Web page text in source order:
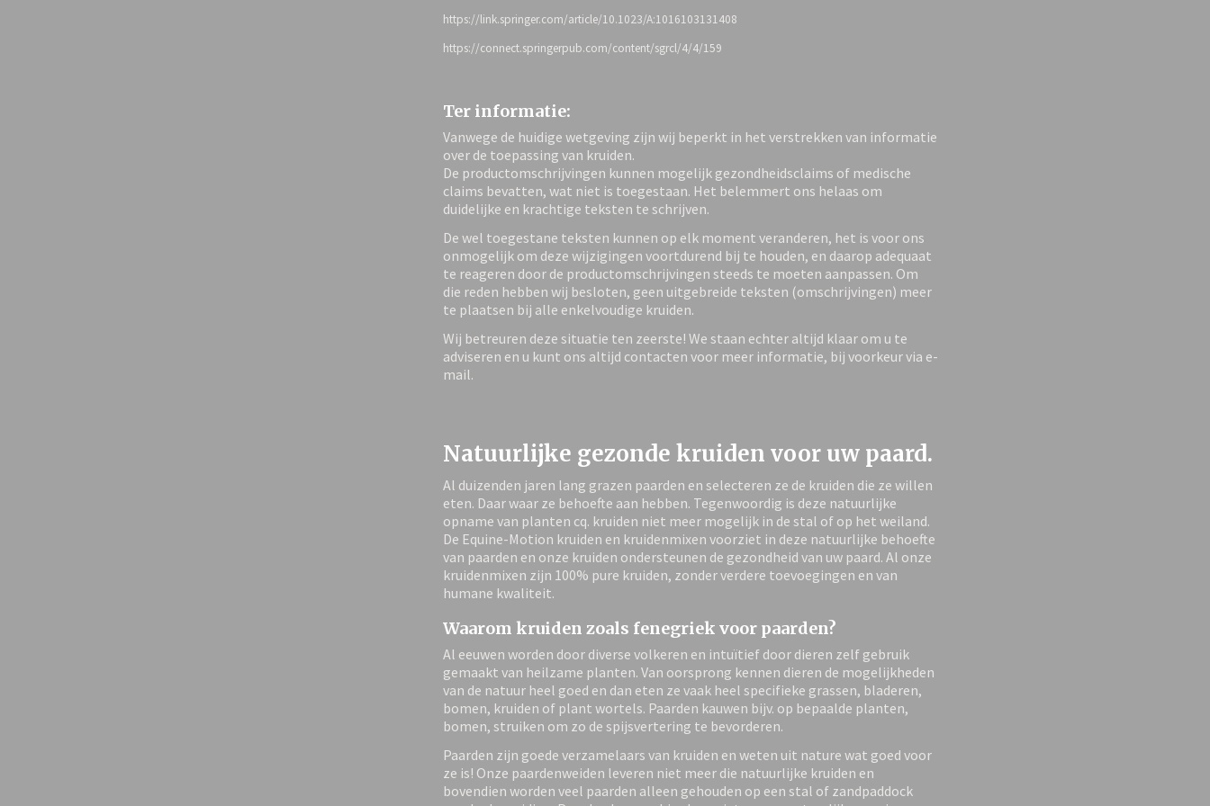
https://link.springer.com/article/10.1023/A:1016103131408
https://connect.springerpub.com/content/sgrcl/4/4/159
Ter informatie:
Vanwege de huidige wetgeving zijn wij beperkt in het verstrekken van informatie
over de toepassing van kruiden.
De productomschrijvingen kunnen mogelijk gezondheidsclaims of medische
claims bevatten, wat niet is toegestaan. Het belemmert ons helaas om
duidelijke en krachtige teksten te schrijven.
De wel toegestane teksten kunnen op elk moment veranderen, het is voor ons
onmogelijk om deze wijzigingen voortdurend bij te houden, en daarop adequaat
te reageren door de productomschrijvingen steeds te moeten aanpassen. Om
die reden hebben wij besloten, geen uitgebreide teksten (omschrijvingen) meer
te plaatsen bij alle enkelvoudige kruiden.
Wij betreuren deze situatie ten zeerste! We staan echter altijd klaar om u te
adviseren en u kunt ons altijd contacten voor meer informatie, bij voorkeur via e-
mail.
Natuurlijke gezonde kruiden voor uw paard.
Al duizenden jaren lang grazen paarden en selecteren ze de kruiden die ze willen
eten. Daar waar ze behoefte aan hebben. Tegenwoordig is deze natuurlijke
opname van planten cq. kruiden niet meer mogelijk in de stal of op het weiland.
De Equine-Motion kruiden en kruidenmixen voorziet in deze natuurlijke behoefte
van paarden en onze kruiden ondersteunen de gezondheid van uw paard. Al onze
kruidenmixen zijn 100% pure kruiden, zonder verdere toevoegingen en van
humane kwaliteit.
Waarom kruiden zoals fenegriek voor paarden?
Al eeuwen worden door diverse volkeren en intuïtief door dieren zelf gebruik
gemaakt van heilzame planten. Van oorsprong kennen dieren de mogelijkheden
van de natuur heel goed en dan eten ze vaak heel specifieke grassen, bladeren,
bomen, kruiden of plant wortels. Paarden kauwen bijv. op bepaalde planten,
bomen, struiken om zo de spijsvertering te bevorderen.
Paarden zijn goede verzamelaars van kruiden en weten uit nature wat goed voor
ze is! Onze paardenweiden leveren niet meer die natuurlijke kruiden en
bovendien worden veel paarden alleen gehouden op een stal of zandpaddock